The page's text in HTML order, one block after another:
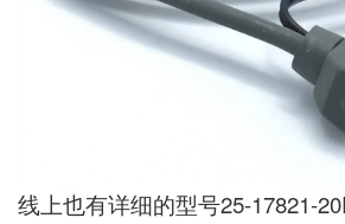
线上也有详细的型号25-17821-